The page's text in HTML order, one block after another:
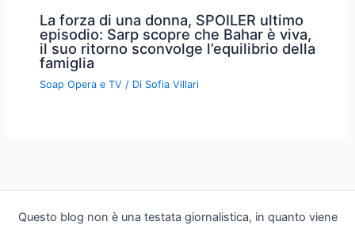
La forza di una donna, SPOILER ultimo
episodio: Sarp scopre che Bahar è viva,
il suo ritorno sconvolge l’equilibrio della
famiglia
Soap Opera e TV / Di Sofia Villari
Questo blog non è una testata giornalistica, in quanto viene